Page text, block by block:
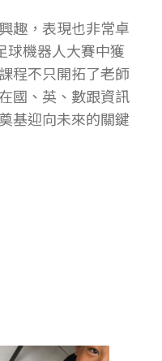
趣，表現也非常卓
球機器人大賽中獲
程不只開拓了老師
國、英、數跟資訊
基迎向未來的關鍵